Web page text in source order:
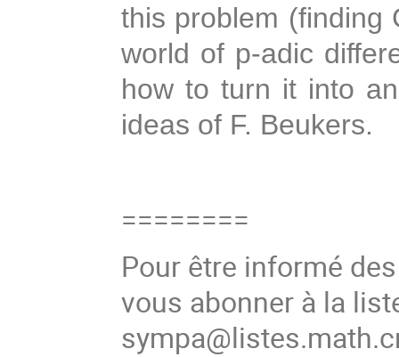
this problem (finding
world of p-adic
how to turn it into
ideas of F. Beukers.
========
Pour être informé
vous abonner à la